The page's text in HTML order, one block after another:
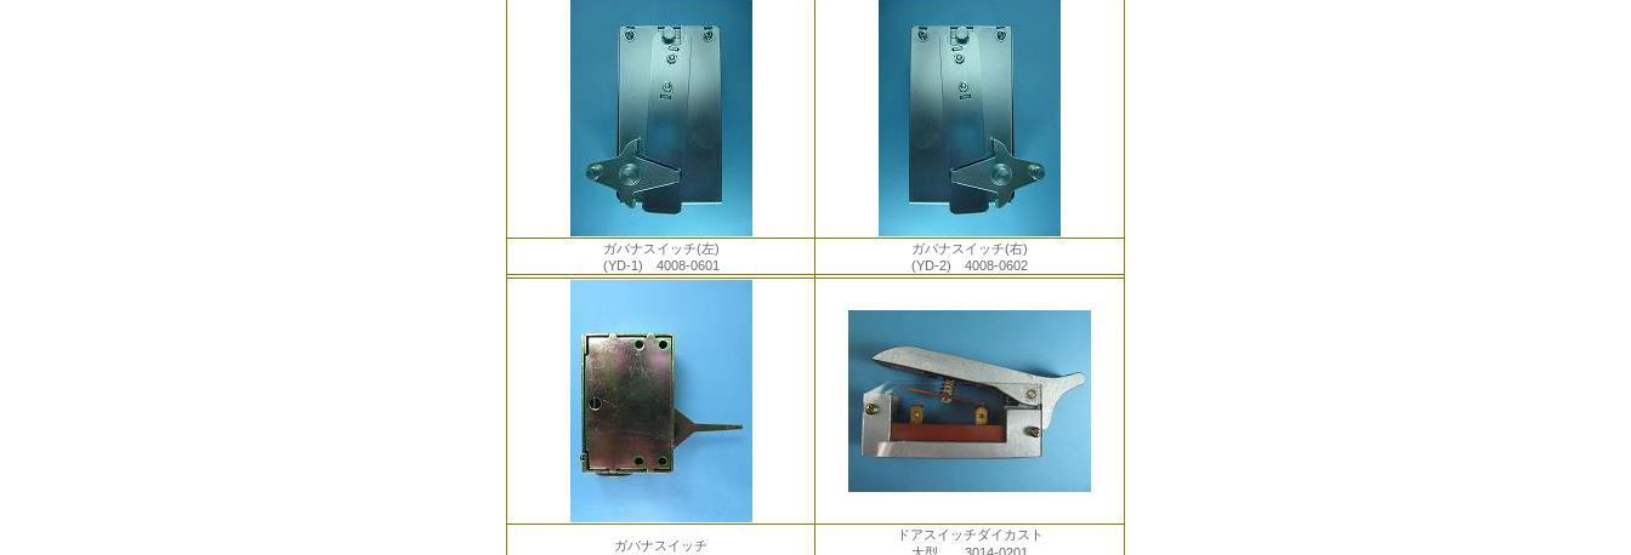
ガバナスイッチ(左)
(YD-1) 4008-0601
ガバナスイッチ(右)
(YD-2) 4008-0602
ガバナスイッチ
ドアスイッチダイカスト